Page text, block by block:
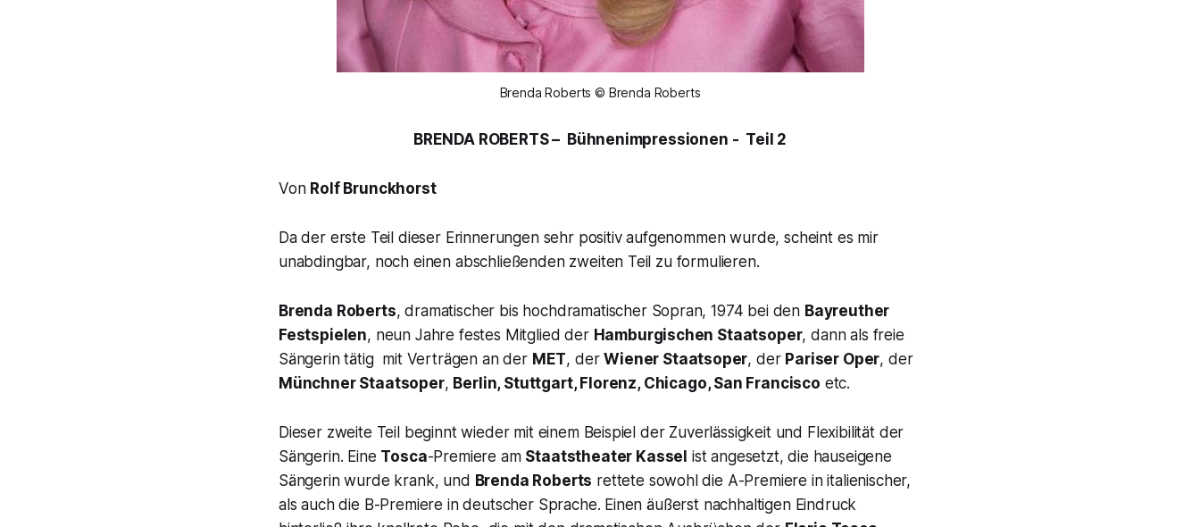
Brenda Roberts © Brenda Roberts
BRENDA ROBERTS – Bühnenimpressionen - Teil 2
Von Rolf Brunckhorst
Da der erste Teil dieser Erinnerungen sehr positiv aufgenommen wurde, scheint es mir
unabdingbar, noch einen abschließenden zweiten Teil zu formulieren.
Brenda Roberts, dramatischer bis hochdramatischer Sopran, 1974 bei den Bayreuther
Festspielen, neun Jahre festes Mitglied der Hamburgischen Staatsoper, dann als freie
Sängerin tätig mit Verträgen an der MET, derWiener Staatsoper, der Pariser Oper, der
Münchner Staatsoper, Berlin, Stuttgart, Florenz, Chicago, San Francisco etc.
Dieser zweite Teil beginnt wieder mit einem Beispiel der Zuverlässigkeit und Flexibilität der
Sängerin. Eine Tosca-Premiere am Staatstheater Kassel ist angesetzt, die hauseigene
Sängerin wurde krank, und Brenda Roberts rettete sowohl die A-Premiere in italienischer,
als auch die B-Premiere in deutscher Sprache. Einen äußerst nachhaltigen Eindruck